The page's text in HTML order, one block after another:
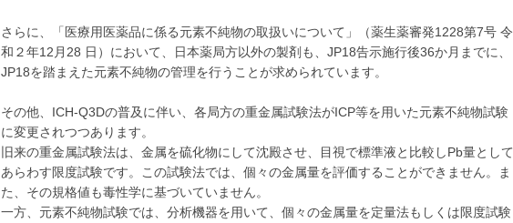
さらに、「医療用医薬品に係る元素不純物の取扱いについて」（薬生薬審発1228第7号 令
和２年12月28 日）において、日本薬局方以外の製剤も、JP18告示施行後36か月までに、
JP18を踏まえた元素不純物の管理を行うことが求められています。
その他、ICH-Q3Dの普及に伴い、各局方の重金属試験法がICP等を用いた元素不純物試験
に変更されつつあります。
旧来の重金属試験法は、金属を硫化物にして沈殿させ、目視で標準液と比較しPb量として
あらわす限度試験です。この試験法では、個々の金属量を評価することができません。ま
た、その規格値も毒性学に基づいていません。
一方、元素不純物試験では、分析機器を用いて、個々の金属量を定量法もしくは限度試験